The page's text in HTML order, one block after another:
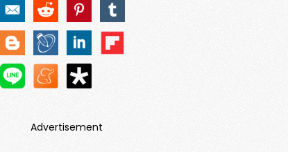
Advertisement